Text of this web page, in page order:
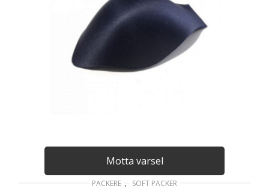
Motta varsel
PACKERE , SOFT PACKER